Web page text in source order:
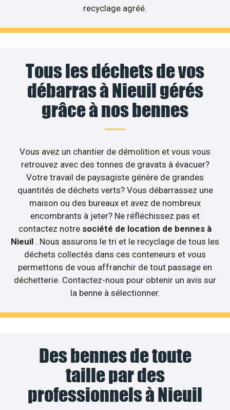
recyclage agréé.
Tous les déchets de vos
débarras à Nieuil gérés
grâce à nos bennes
Vous avez un chantier de démolition et vous vous
retrouvez avec des tonnes de gravats à évacuer?
Votre travail de paysagiste génère de grandes
quantités de déchets verts? Vous débarrassez une
maison ou des bureaux et avez de nombreux
encombrants à jeter? Ne réfléchissez pas et
contactez notre société de location de bennes à
Nieuil . Nous assurons le tri et le recyclage de tous les
déchets collectés dans ces conteneurs et vous
permettons de vous affranchir de tout passage en
déchetterie. Contactez-nous pour obtenir un avis sur
la benne à sélectionner.
Des bennes de toute
taille par des
professionnels à Nieuil